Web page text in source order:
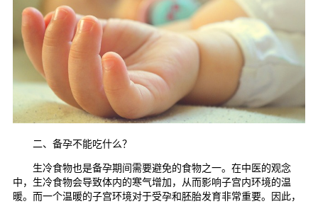
二、备孕不能吃什么？
生冷食物也是备孕期间需要避免的食物之一。在中医的观念
中，生冷食物会导致体内的寒气增加，从而影响子宫内环境的温
暖。而一个温暖的子宫环境对于受孕和胚胎发育非常重要。因此，